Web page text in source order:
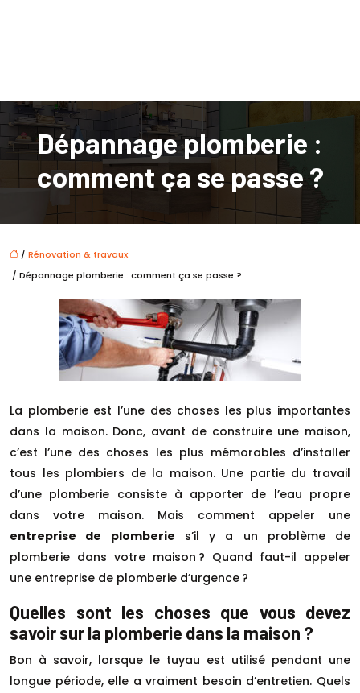
Dépannage plomberie :
comment ça se passe ?
/ Rénovation & travaux
/ Dépannage plomberie : comment ça se passe ?
La plomberie est l’une des choses les plus importantes
dans la maison. Donc, avant de construire une maison,
c’est l’une des choses les plus mémorables d’installer
tous les plombiers de la maison. Une partie du travail
d’une plomberie consiste à apporter de l’eau propre
dans votre maison. Mais comment appeler une
entreprise de plomberie s’il y a un problème de
plomberie dans votre maison ? Quand faut-il appeler
une entreprise de plomberie d’urgence ?
Quelles sont les choses que vous devez
savoir sur la plomberie dans la maison ?
Bon à savoir, lorsque le tuyau est utilisé pendant une
longue période, elle a vraiment besoin d’entretien. Quels